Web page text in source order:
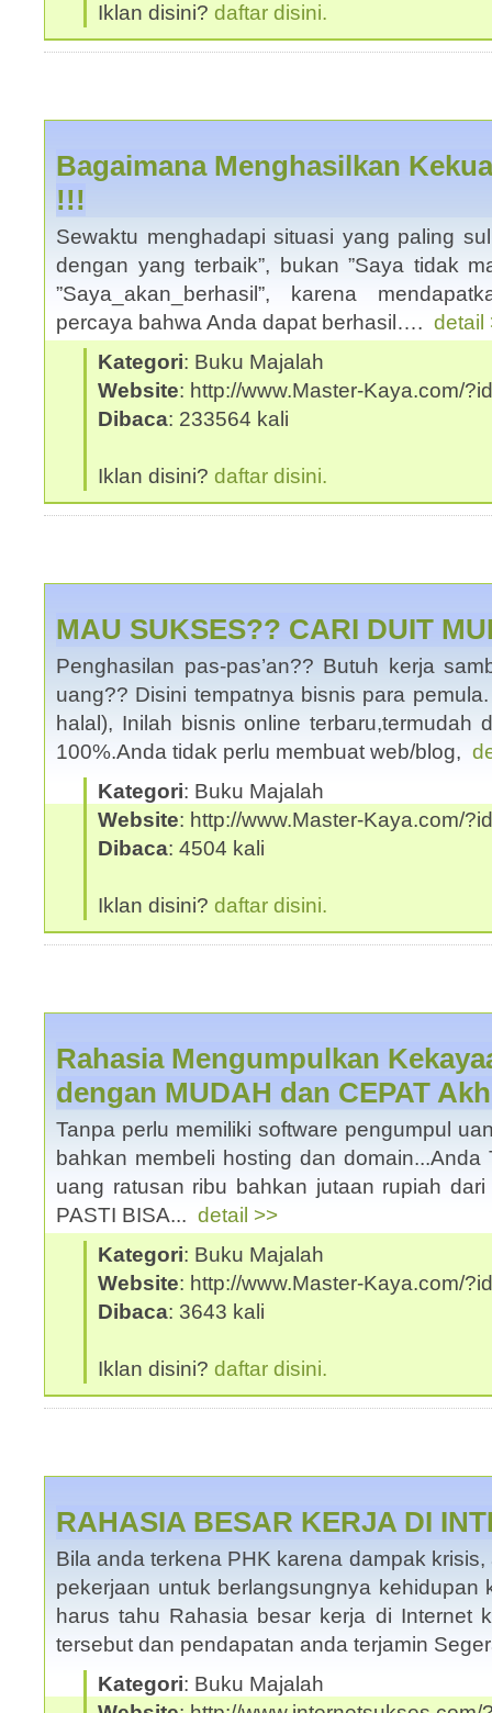
Iklan disini? daftar disini.
Bagaimana Menghasilkan
!!!
Sewaktu menghadapi situasi yang paling
dengan yang terbaik”, bukan ”Saya tidak
”Saya_akan_berhasil”, karena
percaya bahwa Anda dapat berhasil…. detail
Kategori: Buku Majalah
Website: http://www.Master-Kaya.com/
Dibaca: 233564 kali
Iklan disini? daftar disini.
MAU SUKSES?? CARI DUIT
Penghasilan pas-pas’an?? Butuh kerja
uang?? Disini tempatnya bisnis para
halal), Inilah bisnis online terbaru,termudah
100%.Anda tidak perlu membuat web/blog,
Kategori: Buku Majalah
Website: http://www.Master-Kaya.com/
Dibaca: 4504 kali
Iklan disini? daftar disini.
Rahasia Mengumpulkan
dengan MUDAH dan CEPAT
Tanpa perlu memiliki software pengumpul
bahkan membeli hosting dan
uang ratusan ribu bahkan jutaan rupiah
PASTI BISA... detail >>
Kategori: Buku Majalah
Website: http://www.Master-Kaya.com/
Dibaca: 3643 kali
Iklan disini? daftar disini.
RAHASIA BESAR KERJA DI
Bila anda terkena PHK karena dampak
pekerjaan untuk berlangsungnya kehidupan
harus tahu Rahasia besar kerja di Internet
tersebut dan pendapatan anda terjamin
Kategori: Buku Majalah